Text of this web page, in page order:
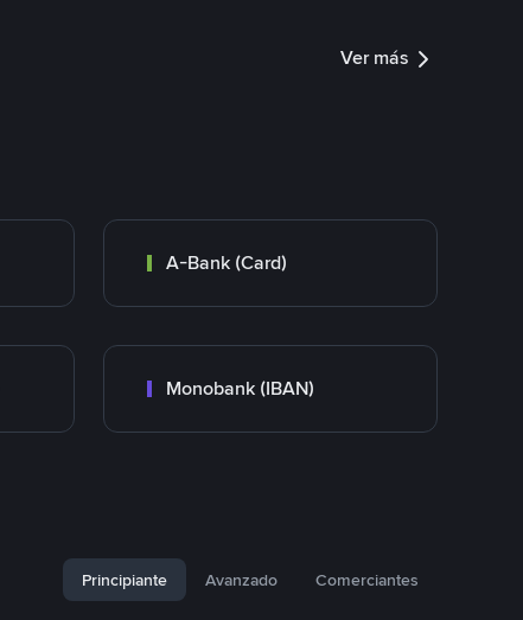
Ver más
A-Bank (Card)
Monobank (IBAN)
Principiante Avanzado Comerciantes